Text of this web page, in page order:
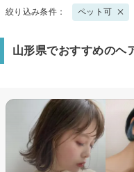
絞り込み条件： ペット可
山形県でおすすめのヘ